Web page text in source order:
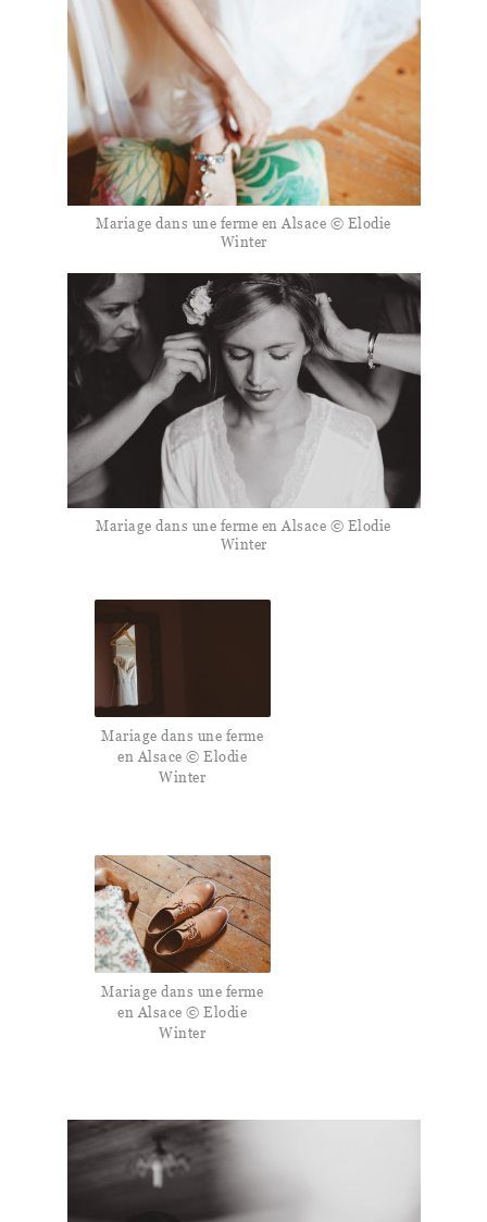
Mariage dans une ferme en Alsace © Elodie
Winter
Mariage dans une ferme en Alsace © Elodie
Winter
Mariage dans une ferme
en Alsace © Elodie
Winter
Mariage dans une ferme
en Alsace © Elodie
Winter